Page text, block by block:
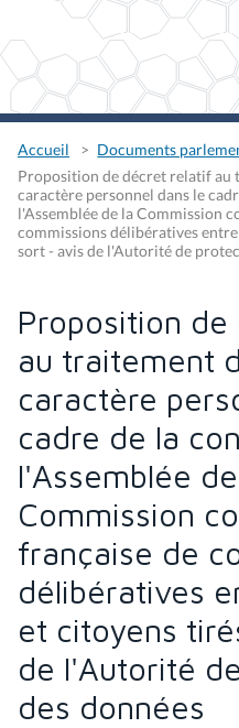
Accueil
Documents
Proposition de décret relatif au
caractère personnel dans le
l'Assemblée de la Commission
commissions délibératives
sort - avis de l'Autorité de
Proposition
au traitement
caractère
cadre de la
l'Assemblée
Commission
française de
délibératives
et citoyens
de l'Autorité
des données